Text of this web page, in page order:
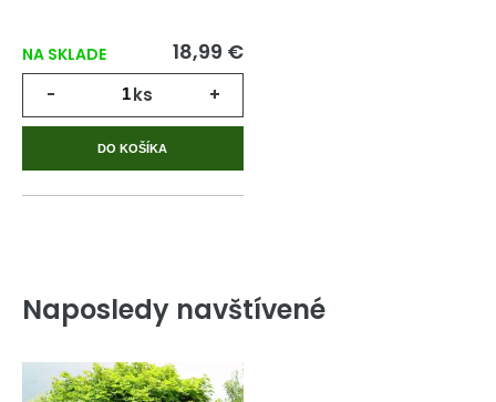
NA SKLADE 18,99 €
- ks +
DO KOŠÍKA
Naposledy navštívené